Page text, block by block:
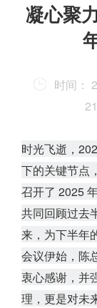
凝心聚
时间：
时光飞逝 ，
下的关键节点
召开了 2025
共同回顾过去
来，为下半年
会议伊始，陈
衷心感谢，并
理，更是对未